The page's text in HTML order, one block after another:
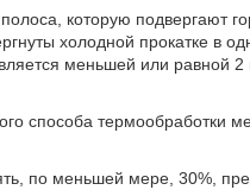
которую подвергают
холодной прокатке в
меньшей или равной 2
способа термообработки
по меньшей мере, 30%,